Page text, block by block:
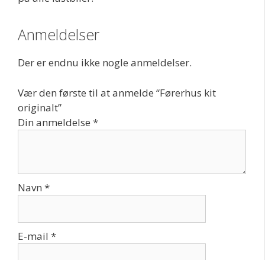
Anmeldelser
Der er endnu ikke nogle anmeldelser.
Vær den første til at anmelde “Førerhus kit
originalt”
Din anmeldelse *
Navn *
E-mail *